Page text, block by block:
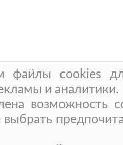
файлы cookies
и аналитики.
возможность
выбрать